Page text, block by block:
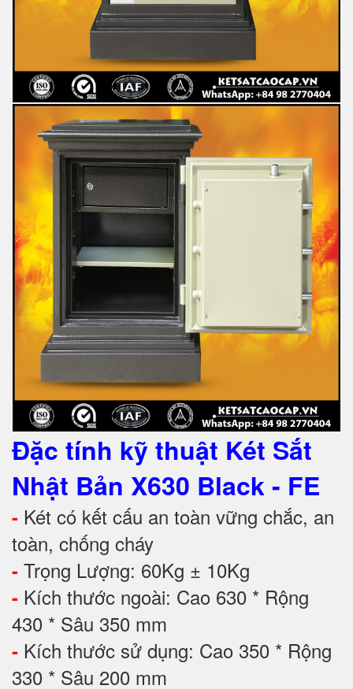
Đặc tính kỹ thuật Két Sắt
Nhật Bản X630 Black - FE
- Két có kết cấu an toàn vững chắc, an
toàn, chống cháy
- Trọng Lượng: 60Kg ± 10Kg
- Kích thước ngoài: Cao 630 * Rộng
430 * Sâu 350 mm
- Kích thước sử dụng: Cao 350 * Rộng
330 * Sâu 200 mm